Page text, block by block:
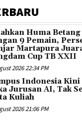
Huma Betang
9 Pemain,
Martapura
Cup TB XXII
2026 22:34 PM
Indonesia Kini
Jurusan AI, Tak
Kuliah
2026 21:06 PM